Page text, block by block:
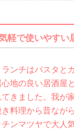
軽で使いやすい
ンチはパスタと
地の良い居酒屋
きました。我が
料理から昔なが
ンマツヤで大人